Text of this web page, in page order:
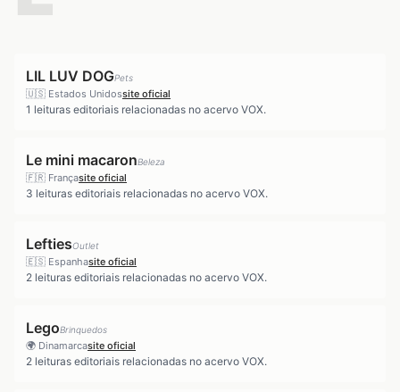
LIL LUV DOGPets
🇺🇸 Estados Unidossite oficial
1 leituras editoriais relacionadas no acervo VOX.
Le mini macaronBeleza
🇫🇷 Françasite oficial
3 leituras editoriais relacionadas no acervo VOX.
LeftiesOutlet
🇪🇸 Espanhasite oficial
2 leituras editoriais relacionadas no acervo VOX.
LegoBrinquedos
🌍 Dinamarcasite oficial
2 leituras editoriais relacionadas no acervo VOX.